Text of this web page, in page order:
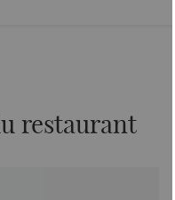
restaurant